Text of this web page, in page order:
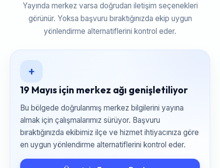
Yayında merkez varsa doğrudan iletişim seçenekleri
görünür. Yoksa başvuru bıraktığınızda ekip uygun
yönlendirme alternatiflerini kontrol eder.
+
19 Mayıs için merkez ağı genişletiliyor
Bu bölgede doğrulanmış merkez bilgilerini yayına
almak için çalışmalarımız sürüyor. Başvuru
bıraktığınızda ekibimiz ilçe ve hizmet ihtiyacınıza göre
en uygun yönlendirme alternatiflerini kontrol eder.